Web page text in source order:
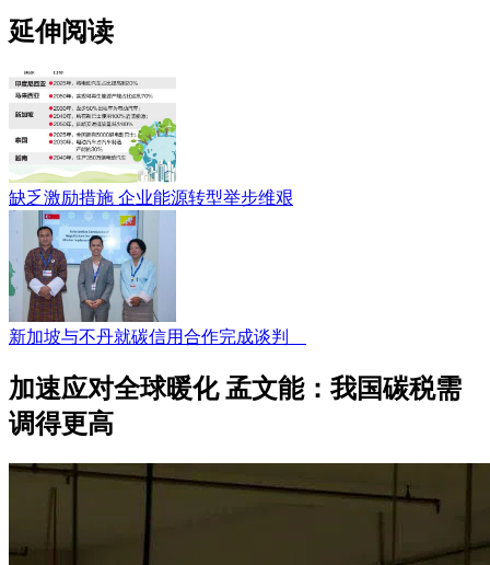
延伸阅读
缺乏激励措施 企业能源转型举步维艰
新加坡与不丹就碳信用合作完成谈判
加速应对全球暖化 孟文能：我国碳税需
调得更高